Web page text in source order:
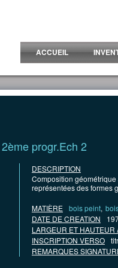
ACCUEIL
progr.Ech 2
DESCRIPTION
Composition
représentées des formes
MATIÈRE bois peint,
DATE DE CREATION
LARGEUR ET HAUTEUR
INSCRIPTION VERSO
REMARQUES